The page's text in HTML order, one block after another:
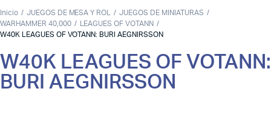
Inicio JUEGOS DE MESA Y ROL
JUEGOS DE MINIATURAS
WARHAMMER 40,000
LEAGUES OF VOTANN
W40K LEAGUES OF VOTANN: BURI AEGNIRSSON
W40K LEAGUES OF VOTANN:
BURI AEGNIRSSON